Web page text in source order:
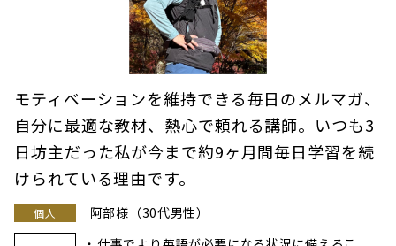
モティベーションを維持できる毎日のメルマガ、
自分に最適な教材、熱心で頼れる講師。いつも3
日坊主だった私が今まで約9ヶ月間毎日学習を続
けられている理由です。
個人 阿部様（30代男性）